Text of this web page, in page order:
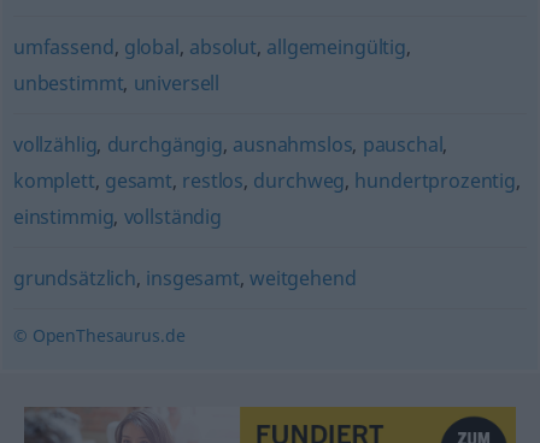
umfassend, global, absolut, allgemeingültig,
unbestimmt, universell
vollzählig, durchgängig, ausnahmslos, pauschal,
komplett, gesamt, restlos, durchweg, hundertprozentig,
einstimmig, vollständig
grundsätzlich, insgesamt, weitgehend
© OpenThesaurus.de